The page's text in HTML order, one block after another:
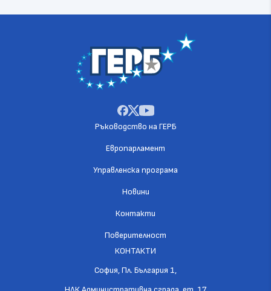
Ръководство на ГЕРБ
Европарламент
Управленска програма
Новини
Контакти
Поверителност
КОНТАКТИ
София, Пл. България 1,